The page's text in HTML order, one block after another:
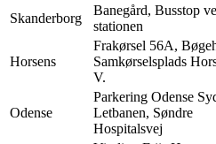
Skanderborg
Banegård, Busstop
stationen
Horsens
Frakørsel 56A,
Samkørselsplads
V.
Odense
Parkering Odense
Letbanen, Søndre
Hospitalsvej